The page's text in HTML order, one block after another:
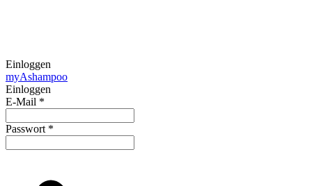
Einloggen
myAshampoo
Einloggen
E-Mail *
Passwort *